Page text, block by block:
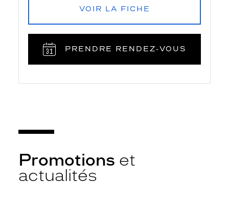
VOIR LA FICHE
PRENDRE RENDEZ‑VOUS
Promotions et
actualités